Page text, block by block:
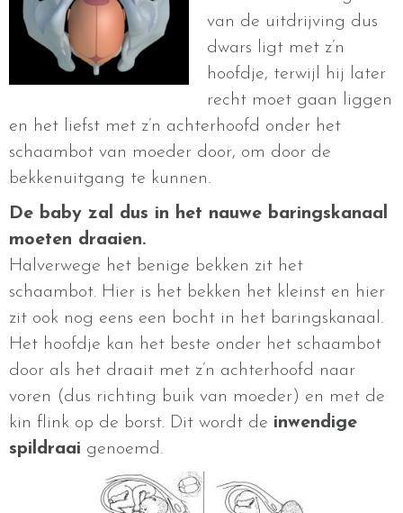
van de uitdrijving dus
dwars ligt met z’n
hoofdje, terwijl hij later
recht moet gaan liggen
en het liefst met z’n achterhoofd onder het
schaambot van moeder door, om door de
bekkenuitgang te kunnen.
De baby zal dus in het nauwe baringskanaal
moeten draaien.
Halverwege het benige bekken zit het
schaambot. Hier is het bekken het kleinst en hier
zit ook nog eens een bocht in het baringskanaal.
Het hoofdje kan het beste onder het schaambot
door als het draait met z’n achterhoofd naar
voren (dus richting buik van moeder) en met de
kin flink op de borst. Dit wordt de inwendige
spildraai genoemd.